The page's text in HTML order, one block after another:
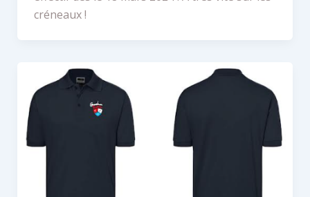
créneaux !